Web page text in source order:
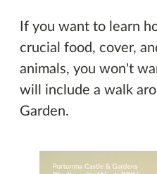
If you want to learn
crucial food, cover,
animals, you won't
will include a walk
Garden.